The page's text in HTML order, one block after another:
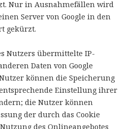
Nur in Ausnahmefällen wird
Server von Google in den
gekürzt.
Nutzers übermittelte IP-
Daten von Google
können die Speicherung
Einstellung ihrer
die Nutzer können
der durch das Cookie
des Onlineangebotes